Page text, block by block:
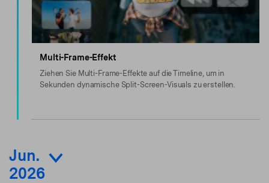
Multi-Frame-Effekt
Ziehen Sie Multi-Frame-Effekte auf die Timeline, um in
Sekunden dynamische Split-Screen-Visuals zu erstellen.
Jun.
2026